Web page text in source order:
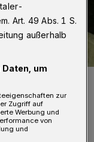
Art. 49 Abs. 1 S.
außerhalb
um
zur
Zugriff auf
Werbung und
von
und